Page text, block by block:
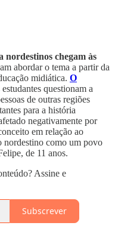
nordestinos chegam às
abordar o tema a partir da
midiática. O
questionam a
de outras regiões
para a história
negativamente por
em relação ao
nordestino como um povo
de 11 anos.
Assine e
Subscrever